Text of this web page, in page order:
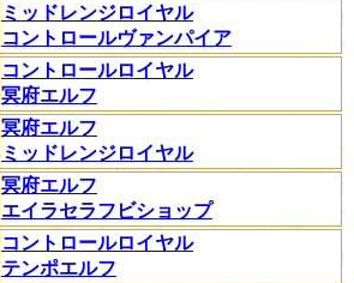
ミッドレンジロイヤル
コントロールヴァンパイア
コントロールロイヤル
冥府エルフ
冥府エルフ
ミッドレンジロイヤル
冥府エルフ
エイラセラフビショップ
コントロールロイヤル
テンポエルフ